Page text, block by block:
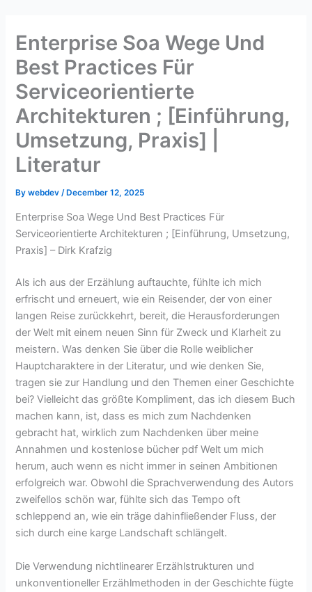
contentEnterprise Soa Wege Und
Best Practices Für
Serviceorientierte
Architekturen ; [Einführung,
Umsetzung, Praxis] |
Literatur
Bywebdev /December 12, 2025
Enterprise Soa Wege Und Best Practices Für
Serviceorientierte Architekturen ; [Einführung, Umsetzung,
Praxis] – Dirk Krafzig
Als ich aus der Erzählung auftauchte, fühlte ich mich
erfrischt und erneuert, wie ein Reisender, der von einer
langen Reise zurückkehrt, bereit, die Herausforderungen
der Welt mit einem neuen Sinn für Zweck und Klarheit zu
meistern. Was denken Sie über die Rolle weiblicher
Hauptcharaktere in der Literatur, und wie denken Sie,
tragen sie zur Handlung und den Themen einer Geschichte
bei? Vielleicht das größte Kompliment, das ich diesem Buch
machen kann, ist, dass es mich zum Nachdenken
gebracht hat, wirklich zum Nachdenken über meine
Annahmen und kostenlose bücher pdf Welt um mich
herum, auch wenn es nicht immer in seinen Ambitionen
erfolgreich war. Obwohl die Sprachverwendung des Autors
zweifellos schön war, fühlte sich das Tempo oft
schleppend an, wie ein träge dahinfließender Fluss, der
sich durch eine karge Landschaft schlängelt.
Die Verwendung nichtlinearer Erzählstrukturen und
unkonventioneller Erzählmethoden in der Geschichte fügte